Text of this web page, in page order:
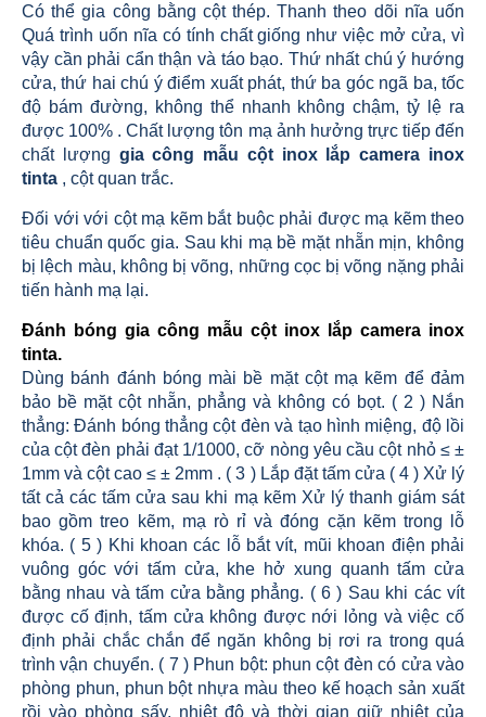
Có thể gia công bằng cột thép. Thanh theo dõi nĩa uốn
Quá trình uốn nĩa có tính chất giống như việc mở cửa, vì
vậy cần phải cẩn thận và táo bạo. Thứ nhất chú ý hướng
cửa, thứ hai chú ý điểm xuất phát, thứ ba góc ngã ba, tốc
độ bám đường, không thể nhanh không chậm, tỷ lệ ra
được 100% . Chất lượng tôn mạ ảnh hưởng trực tiếp đến
chất lượng gia công mẫu cột inox lắp camera inox
tinta , cột quan trắc.
Đối với với cột mạ kẽm bắt buộc phải được mạ kẽm theo
tiêu chuẩn quốc gia. Sau khi mạ bề mặt nhẵn mịn, không
bị lệch màu, không bị võng, những cọc bị võng nặng phải
tiến hành mạ lại.
Đánh bóng gia công mẫu cột inox lắp camera inox
tinta.
Dùng bánh đánh bóng mài bề mặt cột mạ kẽm để đảm
bảo bề mặt cột nhẵn, phẳng và không có bọt. ( 2 ) Nắn
thẳng: Đánh bóng thẳng cột đèn và tạo hình miệng, độ lồi
của cột đèn phải đạt 1/1000, cỡ nòng yêu cầu cột nhỏ ≤ ±
1mm và cột cao ≤ ± 2mm . ( 3 ) Lắp đặt tấm cửa ( 4 ) Xử lý
tất cả các tấm cửa sau khi mạ kẽm Xử lý thanh giám sát
bao gồm treo kẽm, mạ rò rỉ và đóng cặn kẽm trong lỗ
khóa. ( 5 ) Khi khoan các lỗ bắt vít, mũi khoan điện phải
vuông góc với tấm cửa, khe hở xung quanh tấm cửa
bằng nhau và tấm cửa bằng phẳng. ( 6 ) Sau khi các vít
được cố định, tấm cửa không được nới lỏng và việc cố
định phải chắc chắn để ngăn không bị rơi ra trong quá
trình vận chuyển. ( 7 ) Phun bột: phun cột đèn có cửa vào
phòng phun, phun bột nhựa màu theo kế hoạch sản xuất
rồi vào phòng sấy, nhiệt độ và thời gian giữ nhiệt của